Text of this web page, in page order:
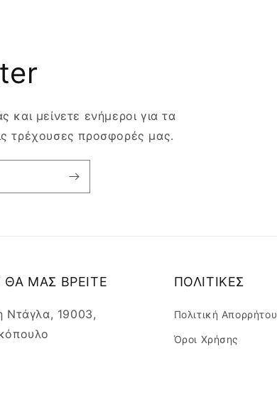
και μείνετε ενήμεροι για τα
τρέχουσες προσφορές μας.
ΘΑ ΜΑΣ ΒΡΕΙΤΕ
Ντάγλα, 19003,
ΠΟΛΙΤΙΚΕΣ
Πολιτική Απορρήτου
Όροι Χρήσης